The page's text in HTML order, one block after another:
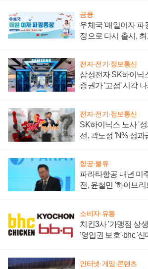
금융
우체국 '매일이자 파
정으로 다시 출시, 최
전자·전기·정보통신
삼성전자 SK하이닉
증권가 '고점' 시각
전자·전기·정보통신
SK하이닉스 노사 '
선, 곽노정 'N% 성과
항공·물류
파라타항공 내년 미
전, 윤철민 '하이브
소비자·유통
치킨3사 '가맹점 상
'영업권 보호'·bhc '
인터넷·게임·콘텐츠